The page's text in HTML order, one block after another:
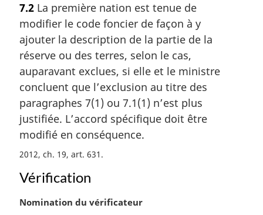
:t
e
m
a
g
i
n
a
l
e
:
7.2 La première nation est tenue de
modifier le code foncier de façon à y
ajouter la description de la partie de la
réserve ou des terres, selon le cas,
auparavant exclues, si elle et le ministre
concluent que l’exclusion au titre des
paragraphes 7(1) ou 7.1(1) n’est plus
justifiée. L’accord spécifique doit être
modifié en conséquence.
2012, ch. 19, art. 631
Vérification
N
Nomination du vérificateur